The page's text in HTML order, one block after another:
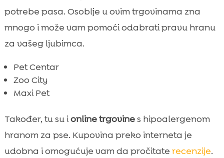
potrebe pasa. Osoblje u ovim trgovinama zna
mnogo i može vam pomoći odabrati pravu hranu
za vašeg ljubimca.
Pet Centar
Zoo City
Maxi Pet
Također, tu su ionline trgovines hipoalergenom
hranom za pse. Kupovina preko interneta je
udobna i omogućuje vam da pročitate recenzije.